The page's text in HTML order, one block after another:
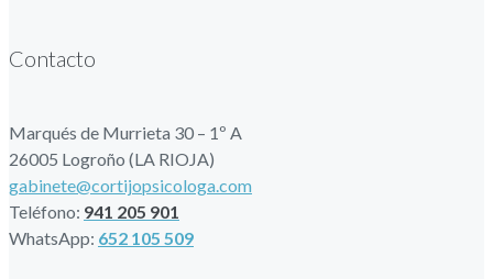
Contacto
Marqués de Murrieta 30 – 1º A
26005 Logroño (LA RIOJA)
gabinete@cortijopsicologa.com
Teléfono: 941 205 901
WhatsApp: 652 105 509